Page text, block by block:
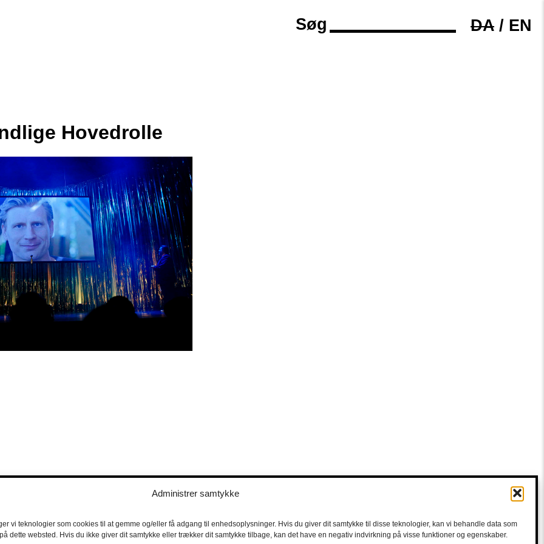
Administrer samtykke
vi teknologier som cookies til at gemme og/eller få adgang til enhedsoplysninger. Hvis du giver dit samtykke til disse teknologier, kan vi behandle data som
dette websted. Hvis du ikke giver dit samtykke eller trækker dit samtykke tilbage, kan det have en negativ indvirkning på visse funktioner og egenskaber.
Søg DA / EN
Hovedrolle